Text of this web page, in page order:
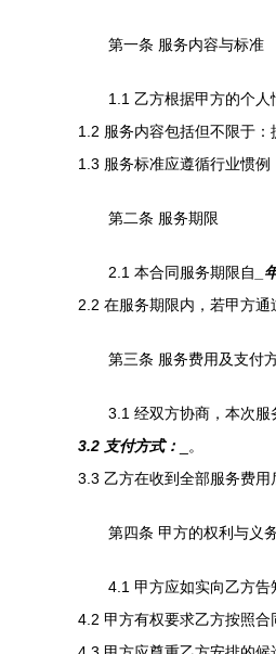
第一条 服务内容与标准
1.1 乙方根据甲方的个人
1.2 服务内容包括但不限于：
1.3 服务标准应遵循行业惯例
第二条 服务期限
2.1 本合同服务期限自 _
2.2 在服务期限内，若甲方通
第三条 服务费用及支付
3.1 经双方协商，本次服
3.2 支付方式：
_。
3.3 乙方在收到全部服务费用
第四条 甲方的权利与义
4.1 甲方应如实向乙方告
4.2 甲方有权要求乙方按照合